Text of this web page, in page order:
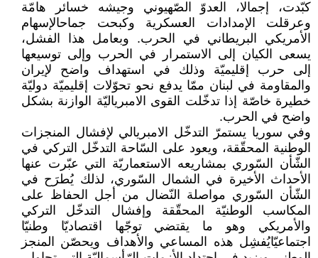
كبّدت، إجمالا، العدوّ الصّهيوني وجيشه خسائر هامّة
وعرقلت الإمدادات العسكرية وكبحت جماحالإسهام
الأمريكي البريطاني في الحرب. وبعامل هذا الفشل،
يسعى الكيان إلى الاستمرار في الحرب وإلى توسيعها
إلى حرب إقليميّة وذلك في استهداف واضح لإيران
والمقاومة في لبنان ممّا يدفع نحو تحوّلات إقليميّة دوليّة
خطيرة خاصّة إذا تدخّلت القوى الامبرياليّة الوازنة بشكل
واضح في الحرب.
وفي سوريا يستمرّ التدخّل الامبريالي لإفشال المنجزات
الوطنية المحقّقة، ويعود على السّاحة التدخّل التركي في
الشّأن السّوري بمشاريعه الاستعماريّة التي عبّرت عنها
الأحداث الأخيرة في الشمال السّوري، لذلك يُطرَح في
الشّأن السّوري مواصلة النّضال من أجل الحفاظ على
المكاسب الوطنيّة المحقّقة وإفشال التدخّل التركي
والأمريكي وهو ما يقتضي توجّها اقتصاديّا وطنيّا
اجتماعيّايُفشِل هذه المساعي والأهداف ويحصّن المنجز